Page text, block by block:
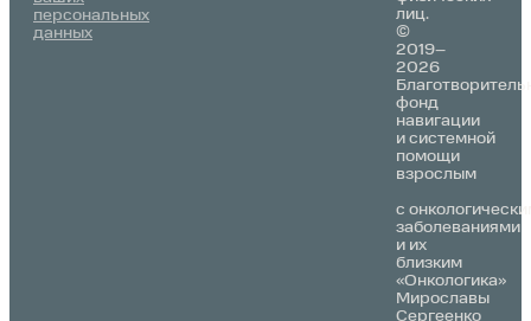
персональных
данных
©
2019–
2026
фонд
навигации
и системной
помощи
взрослым
с
заболеваниями
и их
близким
«Онкологика»
Мирославы
Сергеенко
лиц.